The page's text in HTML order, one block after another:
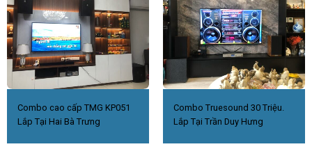
Combo cao cấp TMG KP051
Lắp Tại Hai Bà Trưng
Combo Truesound 30 Triệu.
Lắp Tại Trần Duy Hưng